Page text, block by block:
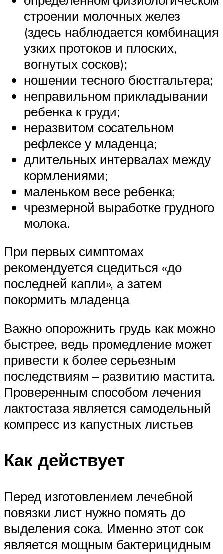
строении молочных желез
(здесь наблюдается комбинация
узких протоков и плоских,
вогнутых сосков);
ношении тесного бюстгальтера;
неправильном прикладывании
ребенка к груди;
неразвитом сосательном
рефлексе у младенца;
длительных интервалах между
кормлениями;
маленьком весе ребенка;
чрезмерной выработке грудного
молока.
При первых симптомах
рекомендуется сцедиться «до
последней капли», а затем
покормить младенца
Важно опорожнить грудь как можно
быстрее, ведь промедление может
привести к более серьезным
последствиям – развитию мастита.
Проверенным способом лечения
лактостаза является самодельный
компресс из капустных листьев
Как действует
Перед изготовлением лечебной
повязки лист нужно помять до
выделения сока. Именно этот сок
является мощным бактерицидным